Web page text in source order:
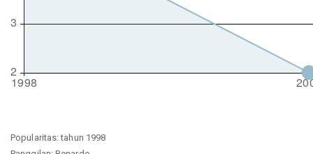
Popularitas: tahun 1998